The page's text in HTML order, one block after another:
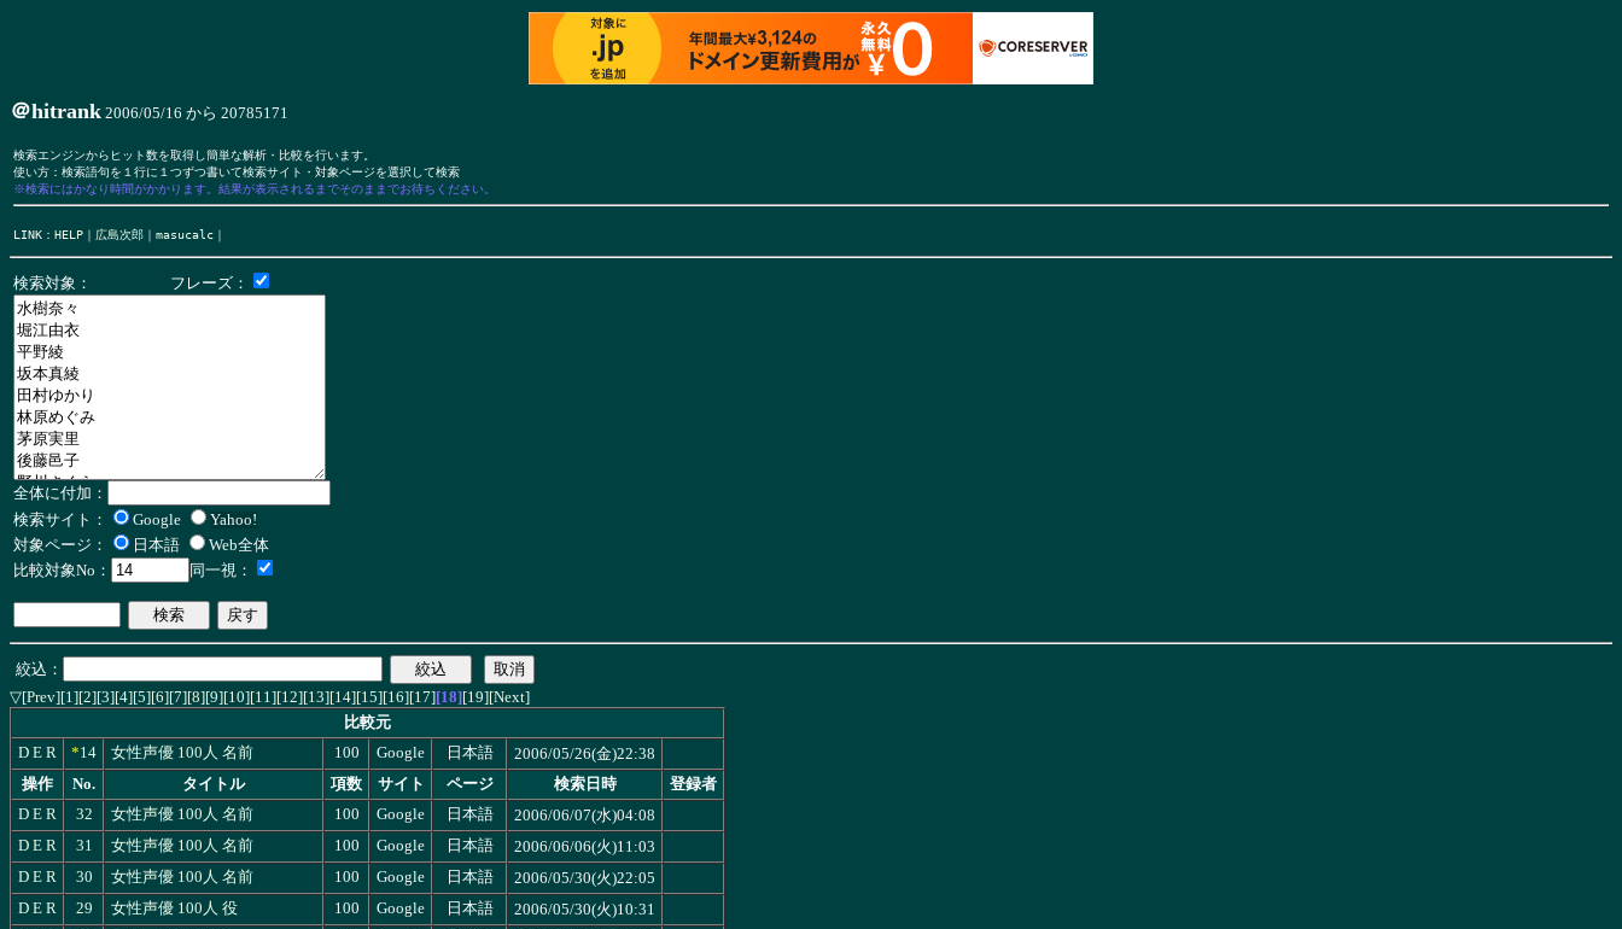
＠hitrank 2006/05/16 から 20785171
検索エンジンからヒット数を取得し簡単な解析・比較を行います。
※検索にはかなり時間がかかります。結果が表示されるまでそのままでお待ちください。
LINK： HELP ｜ 広島次郎 ｜ masucalc
検索対象： フレーズ：
全体に付加：
検索サイト：
Google
Yahoo!
対象ページ：
日本語
Web全体
比較対象No：
同一視：
絞込：
▽[Prev][1][2][3][4][5][6][7][8][9][10][11][12][13][14][15][16][17][18][19][Next]
比較元
D E R *14 女性声優 100人 名前 100 Google 日本語 2006/05/26(金)22:38
操作 No. タイトル 項数 サイト ページ 検索日時
登録者
D E R 32 女性声優 100人 名前 100 Google 日本語 2006/06/07(水)04:08
D E R 31 女性声優 100人 名前 100 Google 日本語 2006/06/06(火)11:03
D E R 30 女性声優 100人 名前 100 Google 日本語 2006/05/30(火)22:05
D E R 29 女性声優 100人 役 100 Google 日本語 2006/05/30(火)10:31